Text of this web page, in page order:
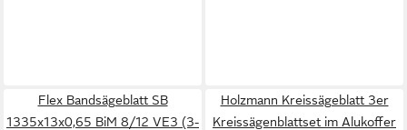
Flex Bandsägeblatt SB
1335x13x0,65 BiM 8/12 VE3 (3-
Holzmann Kreissägeblatt 3er
Kreissägenblattset im Alukoffer